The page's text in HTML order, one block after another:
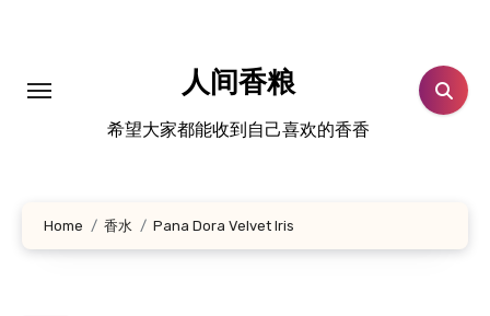
人间香粮
希望大家都能收到自己喜欢的香香
Home 香水 Pana Dora Velvet Iris